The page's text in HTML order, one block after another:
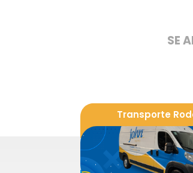
SE
Transporte